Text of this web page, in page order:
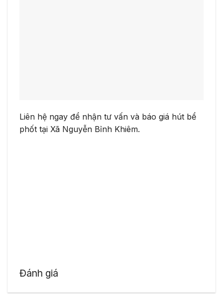
Liên hệ ngay để nhận tư vấn và báo giá hút bể
phốt tại Xã Nguyễn Bỉnh Khiêm.
Đánh giá